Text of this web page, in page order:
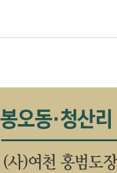
내진공작전
대 연합전선│봉오동으로
영웅으로 부상하다
으로 이끌다
지 동원│어랑촌에 진지 구
아넣다│국치 이래 가장 빛